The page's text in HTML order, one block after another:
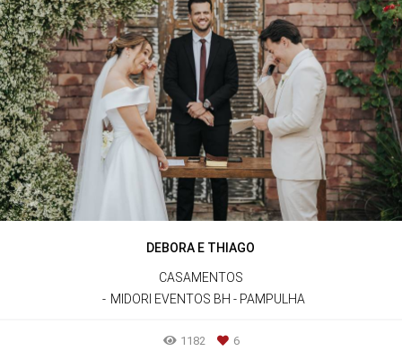
DEBORA E THIAGO
CASAMENTOS
MIDORI EVENTOS BH - PAMPULHA
1182 6